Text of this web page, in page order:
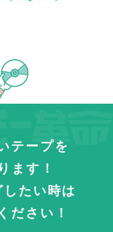
テープを
ます！
たい時は
ださい！